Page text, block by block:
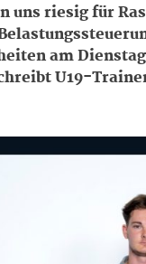
uns riesig für
am
U19-